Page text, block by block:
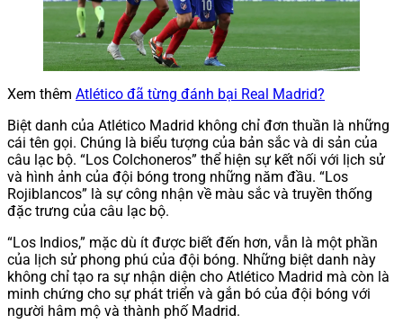
Xem thêm Atlético đã từng đánh bại Real Madrid?
Biệt danh của Atlético Madrid không chỉ đơn thuần là những
cái tên gọi. Chúng là biểu tượng của bản sắc và di sản của
câu lạc bộ. “Los Colchoneros” thể hiện sự kết nối với lịch sử
và hình ảnh của đội bóng trong những năm đầu. “Los
Rojiblancos” là sự công nhận về màu sắc và truyền thống
đặc trưng của câu lạc bộ.
“Los Indios,” mặc dù ít được biết đến hơn, vẫn là một phần
của lịch sử phong phú của đội bóng. Những biệt danh này
không chỉ tạo ra sự nhận diện cho Atlético Madrid mà còn là
minh chứng cho sự phát triển và gắn bó của đội bóng với
người hâm mộ và thành phố Madrid.